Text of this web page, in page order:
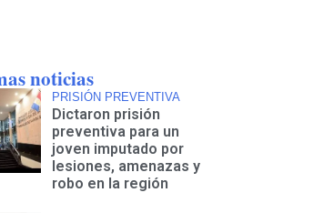
noticias
PRISIÓN PREVENTIVA
Dictaron prisión
preventiva para un
joven imputado por
lesiones, amenazas y
robo en la región